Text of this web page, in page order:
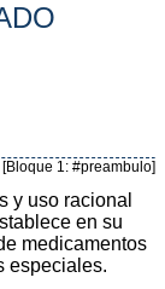
[Bloque 1: #preambulo]
y uso racional
en su
medicamentos
especiales.